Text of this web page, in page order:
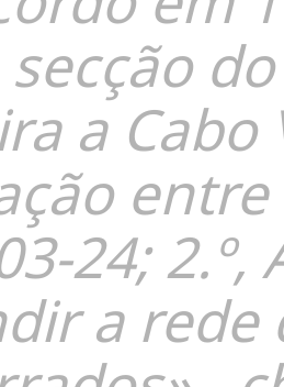
a
24;
a